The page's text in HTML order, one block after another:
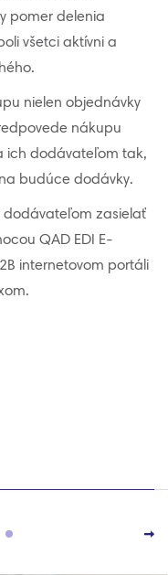
pomer delenia
všetci aktívni a
nielen objednávky
nákupu
ich dodávateľom tak,
budúce dodávky.
dodávateľom zasielať
QAD EDI E-
internetovom portáli